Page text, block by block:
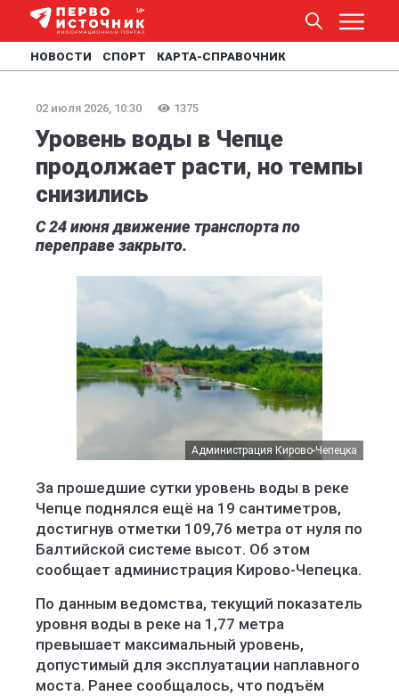
НОВОСТИ СПОРТ КАРТА-СПРАВОЧНИК
02 июля 2026, 10:30 1375
Уровень воды в Чепце
продолжает расти, но темпы
снизились
С 24 июня движение транспорта по
переправе закрыто.
Администрация Кирово-Чепецка
За прошедшие сутки уровень воды в реке
Чепце поднялся ещё на 19 сантиметров,
достигнув отметки 109,76 метра от нуля по
Балтийской системе высот. Об этом
сообщает администрация Кирово-Чепецка.
По данным ведомства, текущий показатель
уровня воды в реке на 1,77 метра
превышает максимальный уровень,
допустимый для эксплуатации наплавного
моста. Ранее сообщалось, что подъём